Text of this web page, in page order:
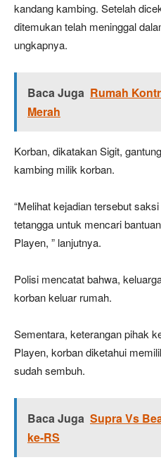
kandang kambing. Setelah
ditemukan telah meninggal
ungkapnya.
Baca Juga Rumah
Merah
Korban, dikatakan Sigit,
kambing milik korban.
“Melihat kejadian tersebut
tetangga untuk mencari
Playen, ” lanjutnya.
Polisi mencatat bahwa,
korban keluar rumah.
Sementara, keterangan pihak
Playen, korban diketahui
sudah sembuh.
Baca Juga Supra Vs
ke-RS